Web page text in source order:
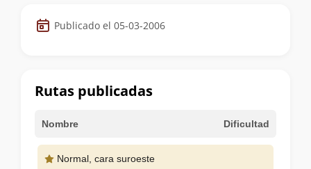
Datos
de
cumbre
Publicado el 05-03-2006
Rutas publicadas
Nombre Dificultad
Normal, cara suroeste